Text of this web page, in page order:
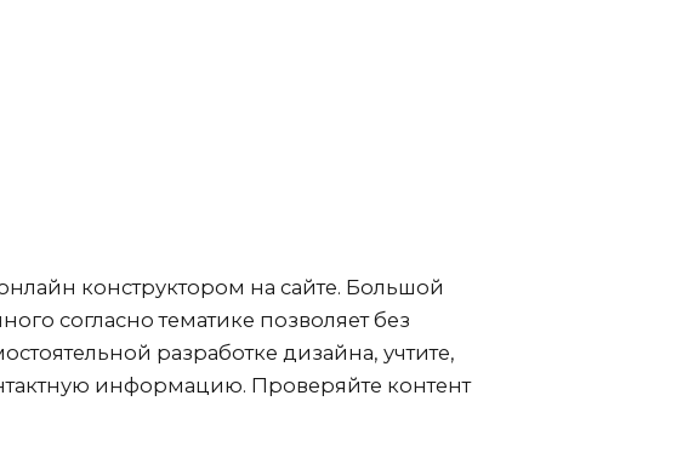
конструктором на сайте. Большой
согласно тематике позволяет без
разработке дизайна, учтите,
информацию. Проверяйте контент